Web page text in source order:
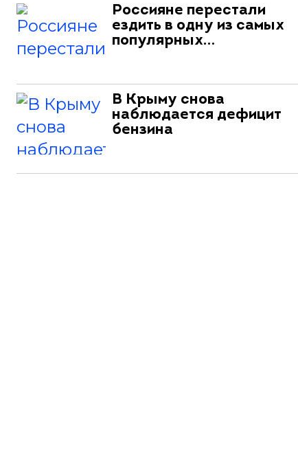
Россияне перестали
ездить в одну из самых
популярных…
В Крыму снова
наблюдается дефицит
бензина